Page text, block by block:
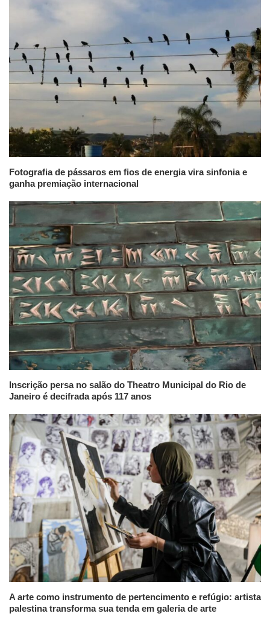
Fotografia de pássaros em fios de energia vira sinfonia e
ganha premiação internacional
Inscrição persa no salão do Theatro Municipal do Rio de
Janeiro é decifrada após 117 anos
A arte como instrumento de pertencimento e refúgio: artista
palestina transforma sua tenda em galeria de arte